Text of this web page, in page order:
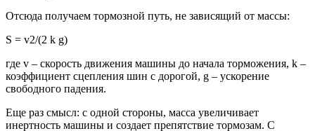
Отсюда получаем тормозной путь, не зависящий от массы:
S = v2/(2 k g)
где v – скорость движения машины до начала торможения, k –
коэффициент сцепления шин с дорогой, g – ускорение
свободного падения.
Еще раз смысл: с одной стороны, масса увеличивает
инертность машины и создает препятствие тормозам. С